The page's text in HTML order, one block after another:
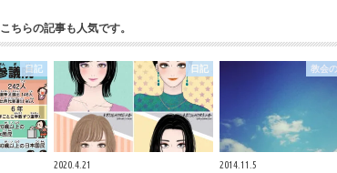
こちらの記事も人気です。
日記 日記
2020.4.21
教会
2014.11.5